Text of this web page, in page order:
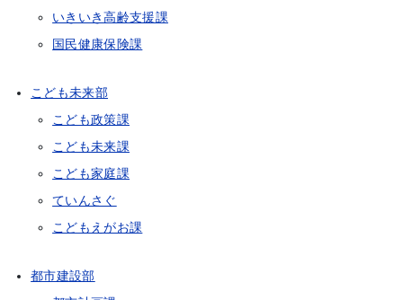
いきいき高齢支援課
国民健康保険課
こども未来部
こども政策課
こども未来課
こども家庭課
ていんさぐ
こどもえがお課
都市建設部